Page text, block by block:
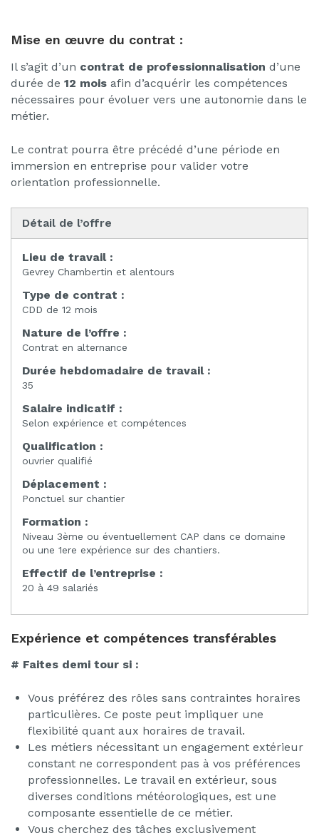
Mise en œuvre du contrat :
Il s’agit d’un contrat de professionnalisation d’une
durée de 12 mois afin d’acquérir les compétences
nécessaires pour évoluer vers une autonomie dans le
métier.
Le contrat pourra être précédé d’une période en
immersion en entreprise pour valider votre
orientation professionnelle.
Détail de l’offre
Lieu de travail :
Gevrey Chambertin et alentours
Type de contrat :
CDD de 12 mois
Nature de l’offre :
Contrat en alternance
Durée hebdomadaire de travail :
35
Salaire indicatif :
Selon expérience et compétences
Qualification :
ouvrier qualifié
Déplacement :
Ponctuel sur chantier
Formation :
Niveau 3ème ou éventuellement CAP dans ce domaine
ou une 1ere expérience sur des chantiers.
Effectif de l’entreprise :
20 à 49 salariés
Expérience et compétences transférables
# Faites demi tour si :
Vous préférez des rôles sans contraintes horaires
particulières. Ce poste peut impliquer une
flexibilité quant aux horaires de travail.
Les métiers nécessitant un engagement extérieur
constant ne correspondent pas à vos préférences
professionnelles. Le travail en extérieur, sous
diverses conditions météorologiques, est une
composante essentielle de ce métier.
Vous cherchez des tâches exclusivement